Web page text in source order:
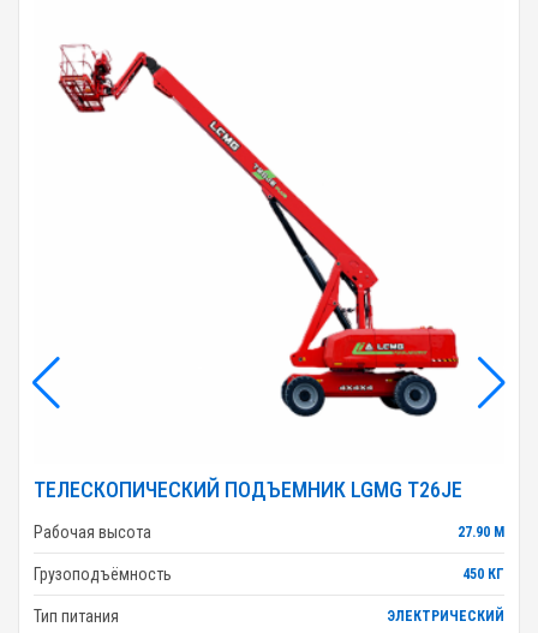
ТЕЛЕСКОПИЧЕСКИЙ ПОДЪЕМНИК LGMG T26JE
Рабочая высота 27.90 М
Грузоподъёмность 450 КГ
Тип питания ЭЛЕКТРИЧЕСКИЙ